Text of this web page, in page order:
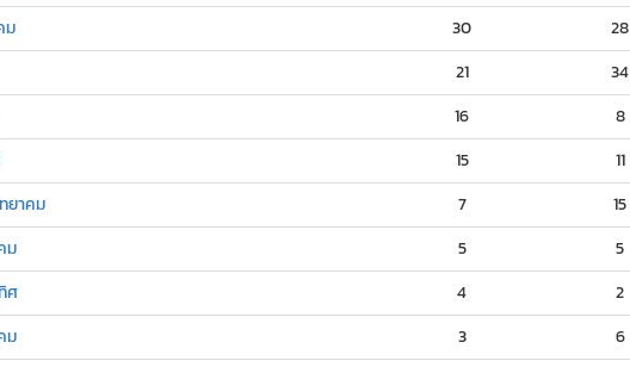
ม 30 28
21 34
16 8
15 11
ยาคม 7 15
ม 5 5
ศ 4 2
ม 3 6